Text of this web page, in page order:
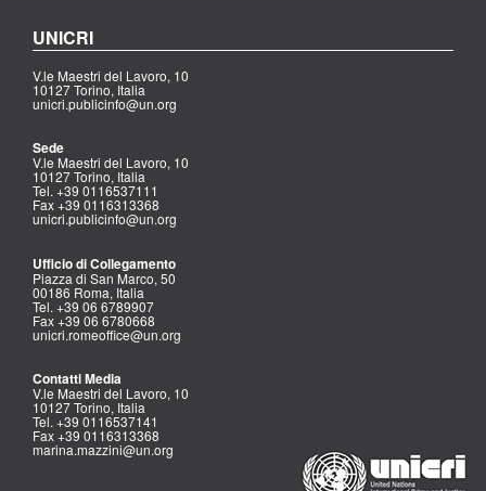
UNICRI
V.le Maestri del Lavoro, 10
10127 Torino, Italia
unicri.publicinfo@un.org
Sede
V.le Maestri del Lavoro, 10
10127 Torino, Italia
Tel. +39 0116537111
Fax +39 0116313368
unicri.publicinfo@un.org
Ufficio di Collegamento
Piazza di San Marco, 50
00186 Roma, Italia
Tel. +39 06 6789907
Fax +39 06 6780668
unicri.romeoffice@un.org
Contatti Media
V.le Maestri del Lavoro, 10
10127 Torino, Italia
Tel. +39 0116537141
Fax +39 0116313368
marina.mazzini@un.org